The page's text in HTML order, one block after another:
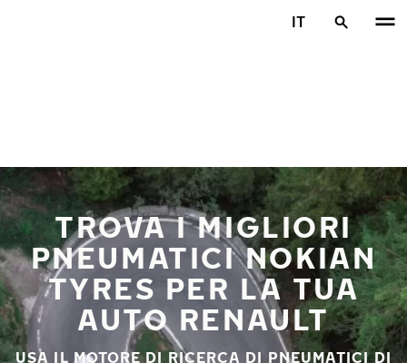
IT
TROVA I MIGLIORI
PNEUMATICI NOKIAN
TYRES PER LA TUA
AUTO RENAULT
USA IL MOTORE DI RICERCA DI PNEUMATICI DI